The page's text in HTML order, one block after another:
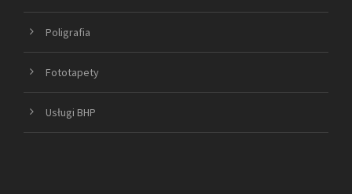
Poligrafia
Fototapety
Usługi BHP